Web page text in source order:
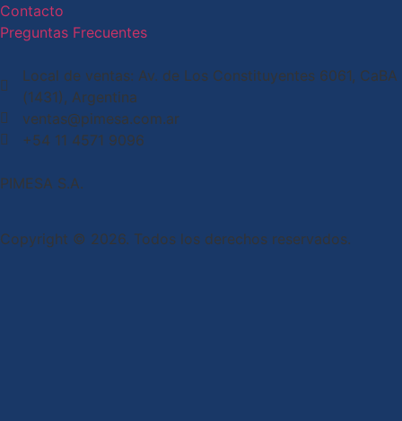
Contacto
Preguntas Frecuentes
Local de ventas: Av. de Los Constituyentes 6061, CaBA
(1431), Argentina
ventas@pimesa.com.ar
+54 11 4571 9096
PIMESA S.A.
Copyright © 2026. Todos los derechos reservados.